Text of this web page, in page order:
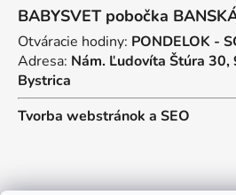
BABYSVET pobočka
Otváracie hodiny: PONDELOK -
Adresa: Nám. Ľudovíta Štúra
Bystrica
Tvorba webstránok a SEO